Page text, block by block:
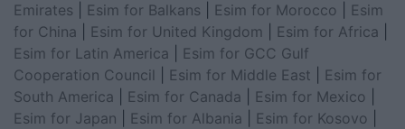
Emirates
Esim for Balkans Esim for Morocco
Esim
for China
Esim for United Kingdom Esim for Africa
Esim for Latin America
Esim for GCC Gulf
Cooperation Council
Esim for Middle East
Esim for
South America
Esim for Canada Esim for Mexico
Esim for Japan
Esim for Albania Esim for Kosovo